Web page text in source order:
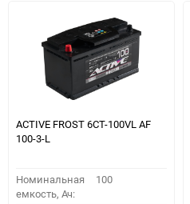
ACTIVE FROST 6СТ-100VL АF
100-3-L
Номинальная
емкость, Ач:
100